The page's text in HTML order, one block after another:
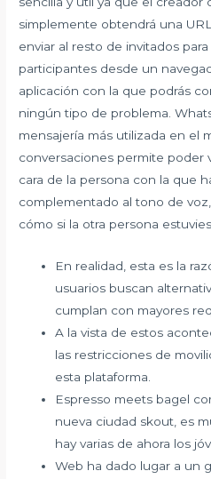
simplemente obtendrá una
enviar al resto de invitados
participantes desde un
aplicación con la que podrás
ningún tipo de problema.
mensajería más utilizada en el
conversaciones permite poder
cara de la persona con la que
complementado al tono de
cómo si la otra persona
En realidad, esta es la
usuarios buscan
cumplan con mayores
A la vista de estos
las restricciones de
esta plataforma.
Espresso meets bagel
nueva ciudad skout, es
hay varias de ahora los
Web ha dado lugar a un